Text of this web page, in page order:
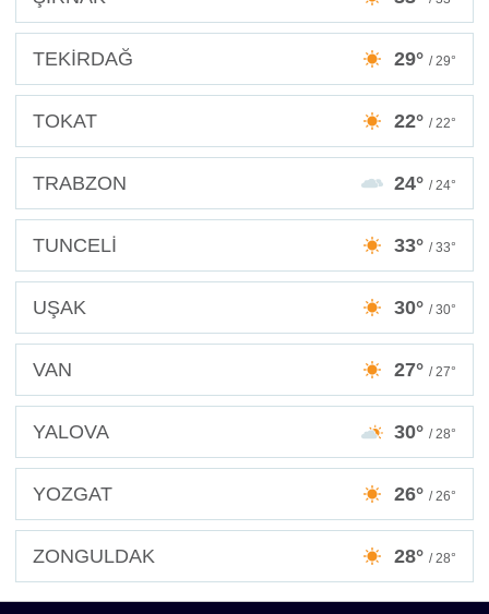
TEKİRDAĞ 29° / 29°
TOKAT 22° / 22°
TRABZON 24° / 24°
TUNCELİ 33° / 33°
UŞAK 30° / 30°
VAN 27° / 27°
YALOVA 30° / 28°
YOZGAT 26° / 26°
ZONGULDAK 28° / 28°